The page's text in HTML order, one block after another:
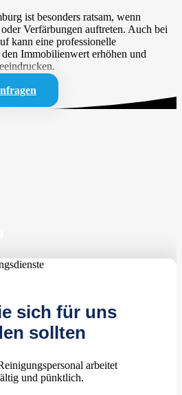
ist besonders ratsam, wenn
Verfärbungen auftreten. Auch bei
kann eine professionelle
Immobilienwert erhöhen und
sich für uns
sollten
arbeitet
und pünktlich.